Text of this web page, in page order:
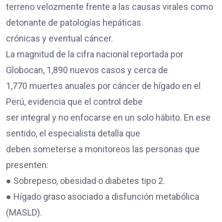
terreno velozmente frente a las causas virales como
detonante de patologías hepáticas
crónicas y eventual cáncer.
La magnitud de la cifra nacional reportada por
Globocan, 1,890 nuevos casos y cerca de
1,770 muertes anuales por cáncer de hígado en el
Perú, evidencia que el control debe
ser integral y no enfocarse en un solo hábito. En ese
sentido, el especialista detalla que
deben someterse a monitoreos las personas que
presenten:
● Sobrepeso, obesidad o diabetes tipo 2.
● Hígado graso asociado a disfunción metabólica
(MASLD).